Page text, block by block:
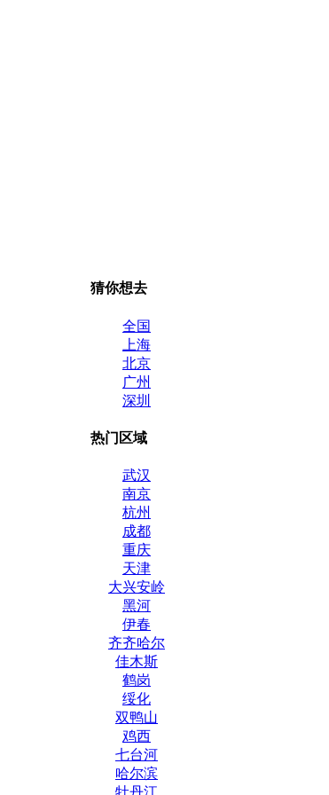
猜你想去
全国
上海
北京
广州
深圳
热门区域
武汉
南京
杭州
成都
重庆
天津
大兴安岭
黑河
伊春
齐齐哈尔
佳木斯
鹤岗
绥化
双鸭山
鸡西
七台河
哈尔滨
牡丹江